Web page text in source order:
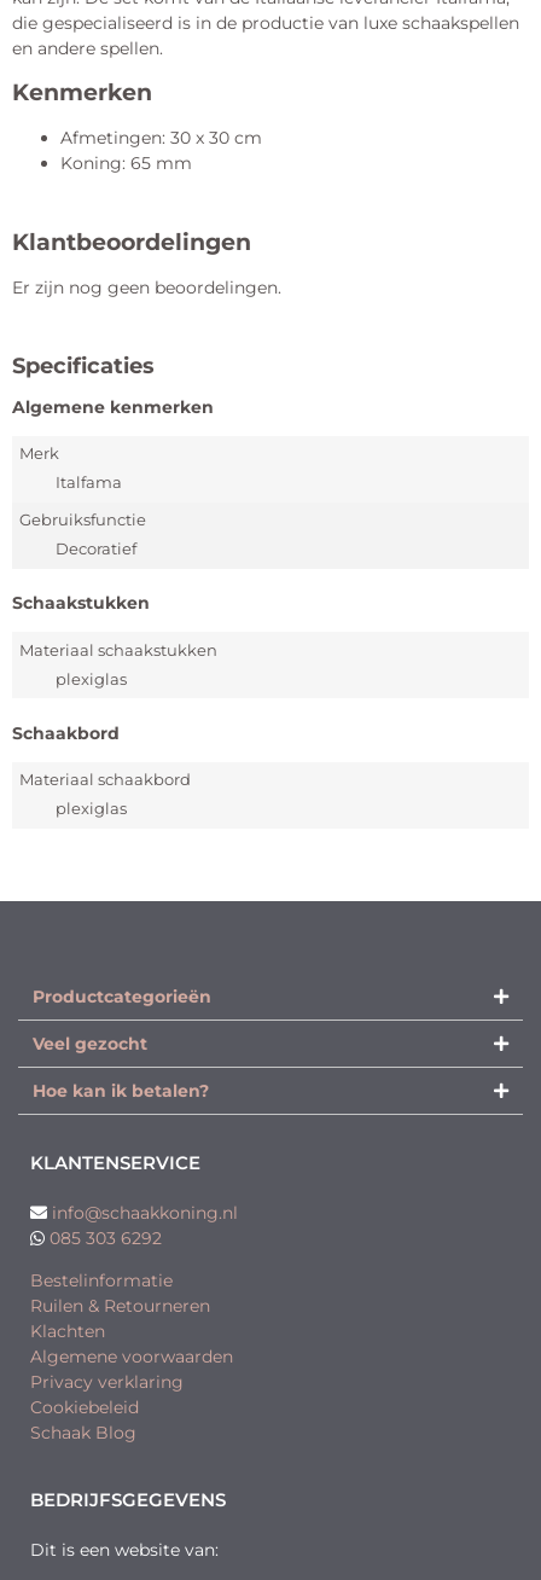
die gespecialiseerd is in de productie van luxe schaakspellen
en andere spellen.
Kenmerken
Afmetingen: 30 x 30 cm
Koning: 65 mm
Klantbeoordelingen
Er zijn nog geen beoordelingen.
Specificaties
Algemene kenmerken
Merk
Italfama
Gebruiksfunctie
Decoratief
Schaakstukken
Materiaal schaakstukken
plexiglas
Schaakbord
Materiaal schaakbord
plexiglas
Productcategorieën​
Veel gezocht
Hoe kan ik betalen?
KLANTENSERVICE
info@schaakkoning.nl
085 303 6292
Bestelinformatie
Ruilen & Retourneren
Klachten
Algemene voorwaarden
Privacy verklaring
Cookiebeleid
Schaak Blog
BEDRIJFSGEGEVENS
Dit is een website van: